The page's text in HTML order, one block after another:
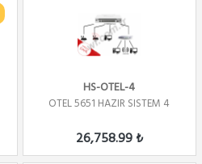
HS-OTEL-4
OTEL 5651 HAZIR SISTEM 4
26,758.99 ₺